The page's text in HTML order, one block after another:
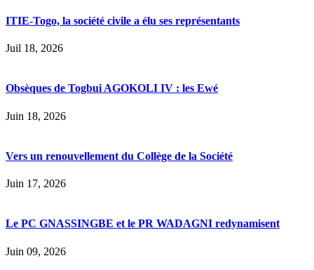
ITIE-Togo, la société civile a élu ses représentants
Juil 18, 2026
Obsèques de Togbui AGOKOLI IV : les Ewé
Juin 18, 2026
Vers un renouvellement du Collège de la Société
Juin 17, 2026
Le PC GNASSINGBE et le PR WADAGNI redynamisent
Juin 09, 2026